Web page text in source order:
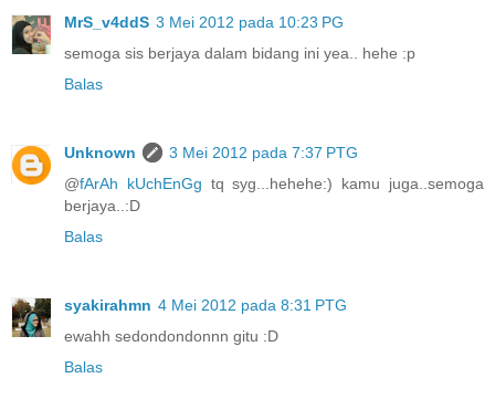
MrS_v4ddS 3 Mei 2012 pada 10:23 PG
semoga sis berjaya dalam bidang ini yea.. hehe :p
Balas
Unknown
3 Mei 2012 pada 7:37 PTG
@fArAh kUchEnGg tq syg...hehehe:) kamu juga..semoga
berjaya..:D
Balas
syakirahmn 4 Mei 2012 pada 8:31 PTG
ewahh sedondondonnn gitu :D
Balas